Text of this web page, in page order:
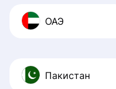
ОАЭ
Пакистан